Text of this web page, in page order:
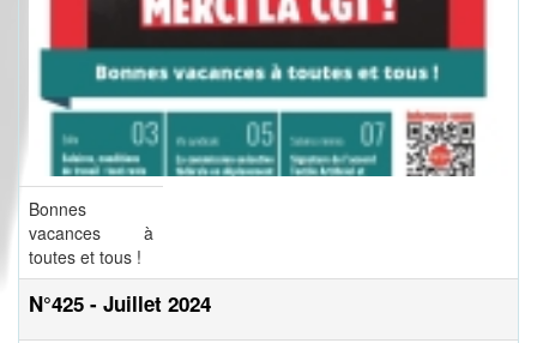
Bonnes
vacances à
toutes et tous !
N°425 - Juillet 2024